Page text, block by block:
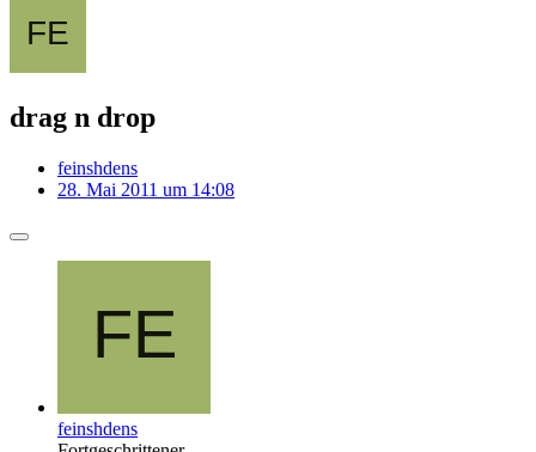
drag n drop
feinshdens
28. Mai 2011 um 14:08
feinshdens